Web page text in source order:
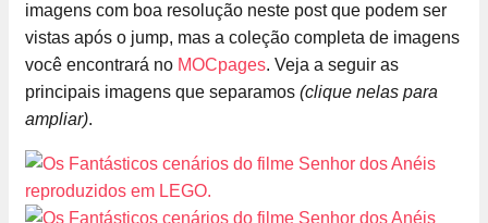
imagens com boa resolução neste post que podem ser
vistas após o jump, mas a coleção completa de imagens
você encontrará no MOCpages. Veja a seguir as
principais imagens que separamos (clique nelas para
ampliar).